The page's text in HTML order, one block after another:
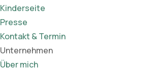
Kinderseite
Presse
Kontakt & Termin
Unternehmen
Über mich